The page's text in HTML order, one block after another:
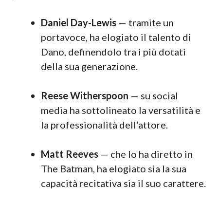
Daniel Day-Lewis — tramite un
portavoce, ha elogiato il talento di
Dano, definendolo tra i più dotati
della sua generazione.
Reese Witherspoon — su social
media ha sottolineato la versatilità e
la professionalità dell’attore.
Matt Reeves — che lo ha diretto in
The Batman, ha elogiato sia la sua
capacità recitativa sia il suo carattere.